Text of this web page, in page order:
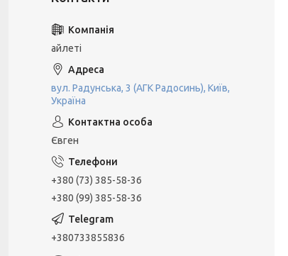
айлеті
вул. Радунська, 3 (АГК Радосинь), Київ,
Україна
Євген
+380 (73) 385-58-36
+380 (99) 385-58-36
+380733855836